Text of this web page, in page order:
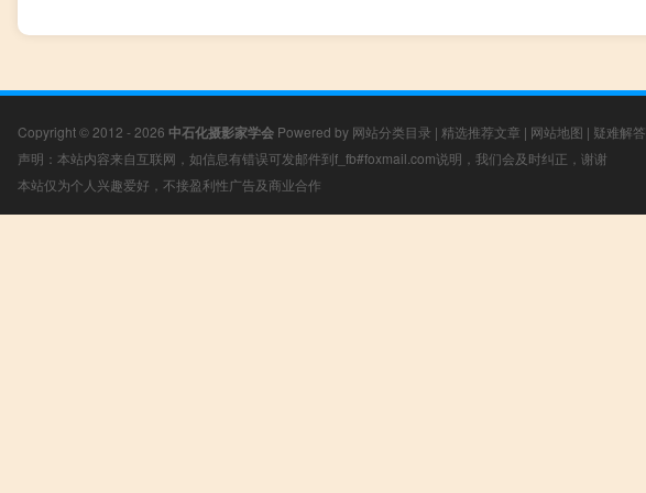
Copyright © 2012 - 2026 中石化摄影家学会 Powered by 网站分类目录 | 精选推荐文章 | 网站地图 | 疑难解答
声明：本站内容来自互联网，如信息有错误可发邮件到f_fb#foxmail.com说明，我们会及时纠正，谢谢
本站仅为个人兴趣爱好，不接盈利性广告及商业合作